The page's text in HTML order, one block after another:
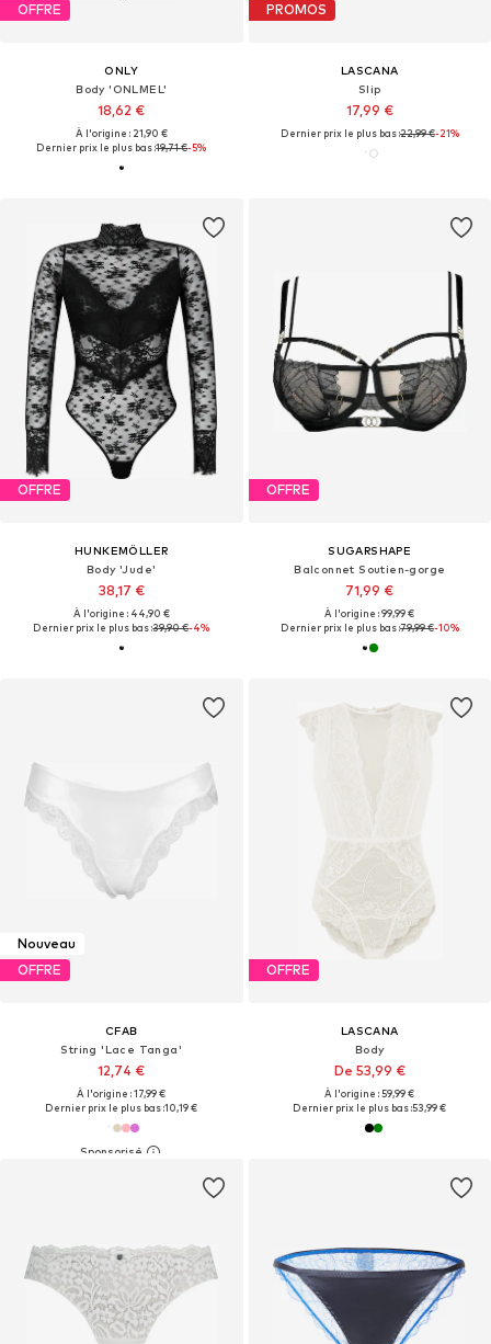
OFFRE
ONLY
Body 'ONLMEL'
18,62 €
À l'origine : 21,90 €
Dernier prix le plus bas :19,71 €-5%
PROMOS
LASCANA
Slip
17,99 €
Dernier prix le plus bas :22,99 €-21%
OFFRE
HUNKEMÖLLER
Body 'Jude'
38,17 €
À l'origine : 44,90 €
Dernier prix le plus bas :39,90 €-4%
OFFRE
SUGARSHAPE
Balconnet Soutien-gorge
71,99 €
À l'origine : 99,99 €
Dernier prix le plus bas :79,99 €-10%
Nouveau
OFFRE
CFAB
String 'Lace Tanga'
12,74 €
À l'origine : 17,99 €
Dernier prix le plus bas :10,19 €
OFFRE
LASCANA
Body
De 53,99 €
À l'origine : 59,99 €
Dernier prix le plus bas :53,99 €